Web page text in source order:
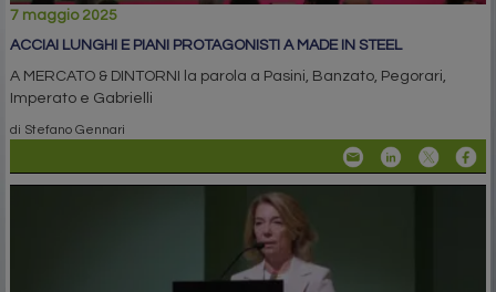
7 maggio 2025
ACCIAI LUNGHI E PIANI PROTAGONISTI A MADE IN STEEL
A MERCATO & DINTORNI la parola a Pasini, Banzato, Pegorari,
Imperato e Gabrielli
di Stefano Gennari